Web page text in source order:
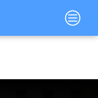
Main
Menu